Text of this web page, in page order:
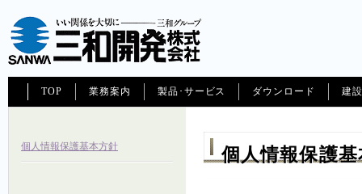
TOP 業務案内 製品･サービス ダウンロード 建
個人情報保護基本方針 個人情報保護